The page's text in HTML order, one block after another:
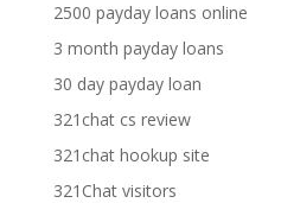
2500 payday loans online
3 month payday loans
30 day payday loan
321chat cs review
321chat hookup site
321Chat visitors